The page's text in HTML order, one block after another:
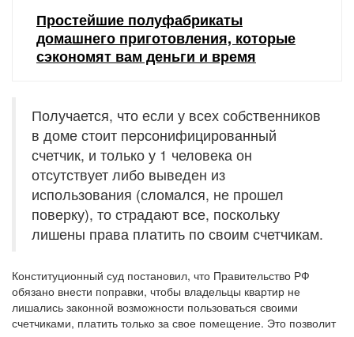
Простейшие полуфабрикаты
домашнего приготовления, которые
сэкономят вам деньги и время
Получается, что если у всех собственников
в доме стоит персонифицированный
счетчик, и только у 1 человека он
отсутствует либо выведен из
использования (сломался, не прошел
поверку), то страдают все, поскольку
лишены права платить по своим счетчикам.
Конституционный суд постановил, что Правительство РФ
обязано внести поправки, чтобы владельцы квартир не
лишались законной возможности пользоваться своими
счетчиками, платить только за свое помещение. Это позволит